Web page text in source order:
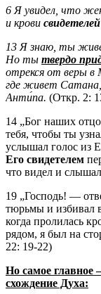
6 Я увидел, что
и крови
13 Я знаю, ты
Но ты твердо
отрекся от веры в
где живет
Анти́па. (Откр. 2:
14 „Бог наших
тебя, чтобы ты
услышал голос из
Его свидетелем
что видел и
19 „Господь! —
тюрьмы и избивал
когда пролилась
рядом, я был на
22: 19-22)
Но самое главное
схождение Духа: